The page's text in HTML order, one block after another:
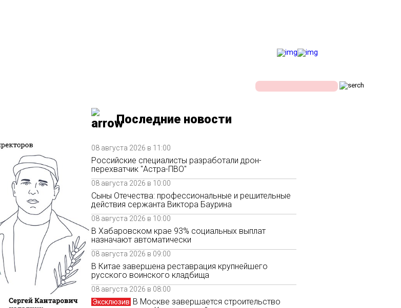
Последние новости
08 августа 2026 в 11:00
Российские специалисты разработали дрон-
перехватчик "Астра-ПВО"
08 августа 2026 в 10:00
Сыны Отечества: профессиональные и решительные
действия сержанта Виктора Баурина
08 августа 2026 в 10:00
В Хабаровском крае 93% социальных выплат
назначают автоматически
08 августа 2026 в 09:00
В Китае завершена реставрация крупнейшего
русского воинского кладбища
08 августа 2026 в 08:00
Эксклюзив В Москве завершается строительство